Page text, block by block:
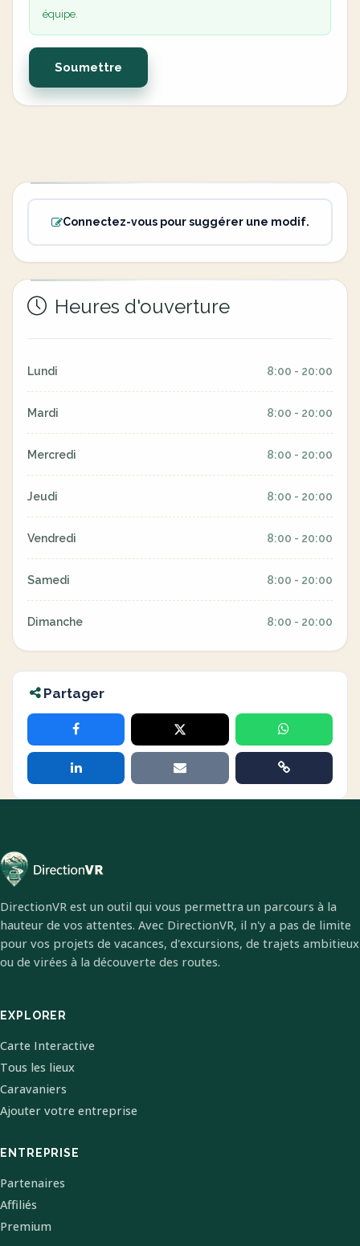
équipe.
Soumettre
Connectez-vous pour suggérer une modif.
Heures d'ouverture
Lundi 8:00 - 20:00
Mardi 8:00 - 20:00
Mercredi 8:00 - 20:00
Jeudi 8:00 - 20:00
Vendredi 8:00 - 20:00
Samedi 8:00 - 20:00
Dimanche 8:00 - 20:00
Partager
DirectionVR est un outil qui vous permettra un parcours à la
hauteur de vos attentes. Avec DirectionVR, il n'y a pas de limite
pour vos projets de vacances, d'excursions, de trajets ambitieux
ou de virées à la découverte des routes.
EXPLORER
Carte Interactive
Tous les lieux
Caravaniers
Ajouter votre entreprise
ENTREPRISE
Partenaires
Affiliés
Premium